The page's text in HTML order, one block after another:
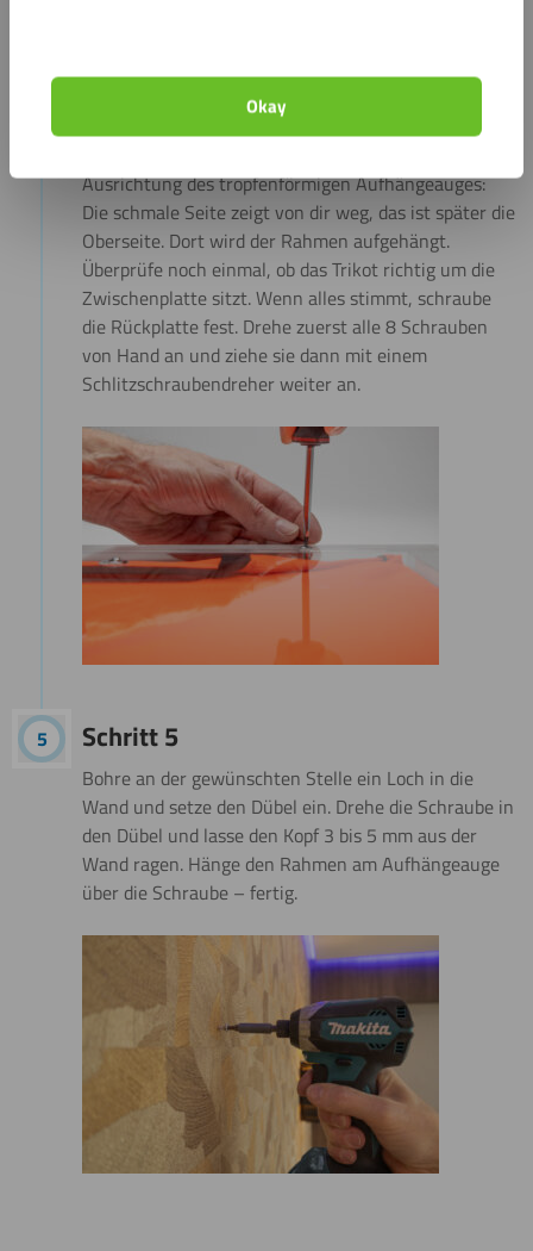
Okay
Entferne die Schutzfolie auf beiden Seiten der
Rückplatte und lege sie über die 8 Schraubhülsen der
Ausrichtung des tropfenförmigen Aufhängeauges:
Die schmale Seite zeigt von dir weg, das ist später die
Oberseite. Dort wird der Rahmen aufgehängt.
Überprüfe noch einmal, ob das Trikot richtig um die
Zwischenplatte sitzt. Wenn alles stimmt, schraube
die Rückplatte fest. Drehe zuerst alle 8 Schrauben
von Hand an und ziehe sie dann mit einem
Schlitzschraubendreher weiter an.
Schritt 5
Bohre an der gewünschten Stelle ein Loch in die
Wand und setze den Dübel ein. Drehe die Schraube in
den Dübel und lasse den Kopf 3 bis 5 mm aus der
Wand ragen. Hänge den Rahmen am Aufhängeauge
über die Schraube – fertig.